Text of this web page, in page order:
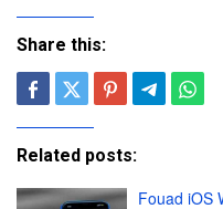
Share this:
Related posts:
Fouad iOS